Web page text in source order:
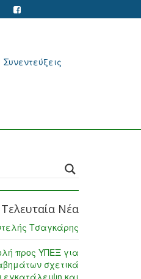
Συνεντεύξεις
Τελευταία Νέα
Τσαγκάρης
προς ΥΠΕΞ για
σχετικά